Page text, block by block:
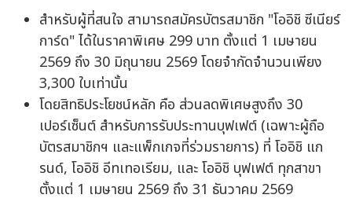
สำหรับผู้ที่สนใจ สามารถสมัครบัตรสมาชิก "โออิชิ ซีเนียร์
การ์ด" ได้ในราคาพิเศษ 299 บาท ตั้งแต่ 1 เมษายน
2569 ถึง 30 มิถุนายน 2569 โดยจำกัดจำนวนเพียง
3,300 ใบเท่านั้น
โดยสิทธิประโยชน์หลัก คือ ส่วนลดพิเศษสูงถึง 30
เปอร์เซ็นต์ สำหรับการรับประทานบุฟเฟต์ (เฉพาะผู้ถือ
บัตรสมาชิกฯ และแพ็กเกจที่ร่วมรายการ) ที่ โออิชิ แก
รนด์, โออิชิ อีทเทอเรียม, และ โออิชิ บุฟเฟต์ ทุกสาขา
ตั้งแต่ 1 เมษายน 2569 ถึง 31 ธันวาคม 2569